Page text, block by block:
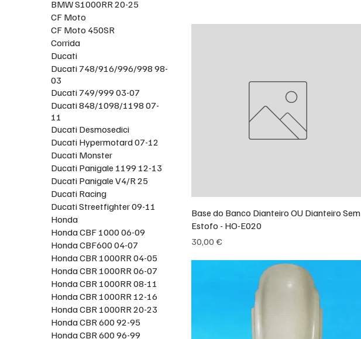
BMW S1000RR 20-25
CF Moto
CF Moto 450SR
Corrida
Ducati
Ducati 748/916/996/998 98-
03
Ducati 749/999 03-07
Ducati 848/1098/1198 07-
11
Ducati Desmosedici
Ducati Hypermotard 07-12
Ducati Monster
Ducati Panigale 1199 12-13
Ducati Panigale V4/R 25
Ducati Racing
Ducati Streetfighter 09-11
Honda
Honda CBF 1000 06-09
Honda CBF600 04-07
Honda CBR 1000RR 04-05
Honda CBR 1000RR 06-07
Honda CBR 1000RR 08-11
Honda CBR 1000RR 12-16
Honda CBR 1000RR 20-23
Honda CBR 600 92-95
Honda CBR 600 96-99
Base do Banco Dianteiro OU Dianteiro Sem
Estofo - HO-E020
Preço
30,00 €